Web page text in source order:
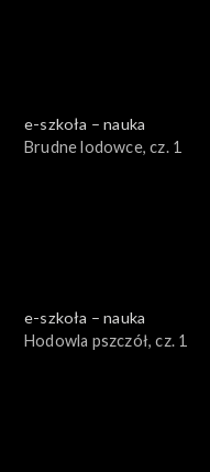
e-szkoła – nauka
Brudne lodowce, cz. 1
e-szkoła – nauka
Hodowla pszczół, cz. 1